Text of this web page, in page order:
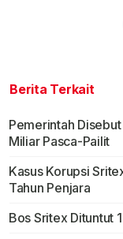
Berita Terkait
Pemerintah
Miliar Pasca-Pailit
Kasus Korupsi
Tahun Penjara
Bos Sritex Dituntut